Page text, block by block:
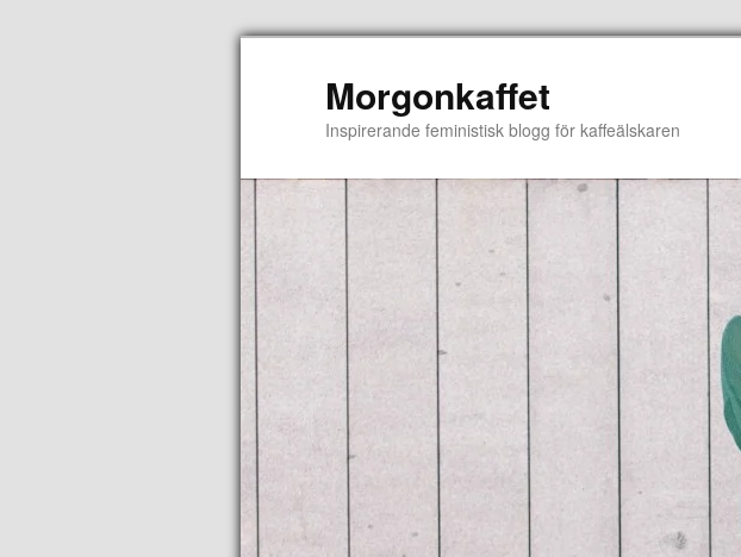
Morgonkaffet
Inspirerande feministisk blogg för kaffeälskaren